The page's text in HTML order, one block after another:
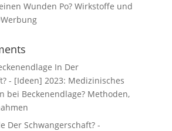
Wunden Po? Wirkstoffe und
In Der
- [Ideen] 2023: Medizinisches
bei Beckenendlage? Methoden,
Der Schwangerschaft? -